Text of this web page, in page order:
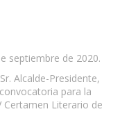
septiembre de 2020.
Alcalde-Presidente,
para la
Certamen Literario de